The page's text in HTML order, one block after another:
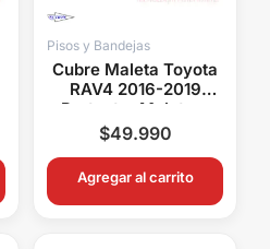
Pisos y Bandejas
Cubre Maleta Toyota
RAV4 2016-2019
Protector Maletero
OEM Antideslizante
$49.990
Agregar al carrito